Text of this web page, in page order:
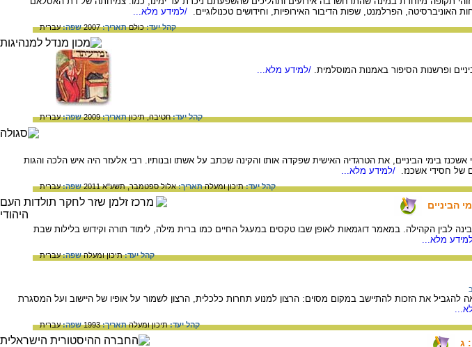
הפרלמנט, שפות הדיבור האירופיות, וחידושים טכנולוגיים. /למידע מלא...
קהל יעד:כולםתאריך:2007 שפה:עברית
ופרשנות הסיפור באמנות המוסלמית. /למידע מלא...
קהל יעד:חטיבה,תיכוןתאריך:2009 שפה:עברית
בימי הביניים, את הטרגדיה האישית שפקדה אותו והקינה שכתב על אשתו ובנותיו. רבי אלעזר היה איש הלכה והגות
של חסידי אשכנז.
/למידע מלא...
קהל יעד:תיכון ומעלהתאריך:אלול ספטמבר, תשע"א 2011 שפה:עברית
הביניים
לבין הקהילה. במאמר דוגמאות לאופן שבו טקסים במעגל החיים כמו ברית מילה, לימוד תורה וקידוש בלילות שבת
מלא...
קהל יעד:תיכון ומעלהשפה:עברית
את הזכות להתיישב במקום מסוים: הרצון למנוע תחרות כלכלית, הרצון לשמור על אופיו של היישוב ועל המסגרת
קהל יעד:תיכון ומעלהתאריך:1993 שפה:עברית
ג